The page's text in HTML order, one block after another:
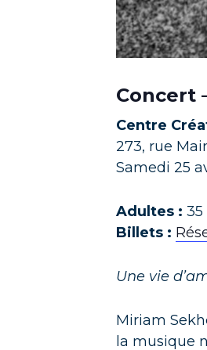
Concert
Centre
273, rue
Samedi 25
Adultes : 35
Billets :
Une vie
Miriam
la musique